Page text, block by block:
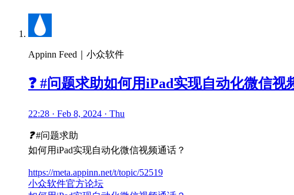
Appinn Feed｜小众软件
❓ #问题求助如何用iPad实现自动化微信视
22:28 · Feb 8, 2024 · Thu
❓#问题求助
如何用iPad实现自动化微信视频通话？
https://meta.appinn.net/t/topic/52519
小众软件官方论坛